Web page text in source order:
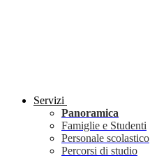
Servizi
Panoramica
Famiglie e Studenti
Personale scolastico
Percorsi di studio